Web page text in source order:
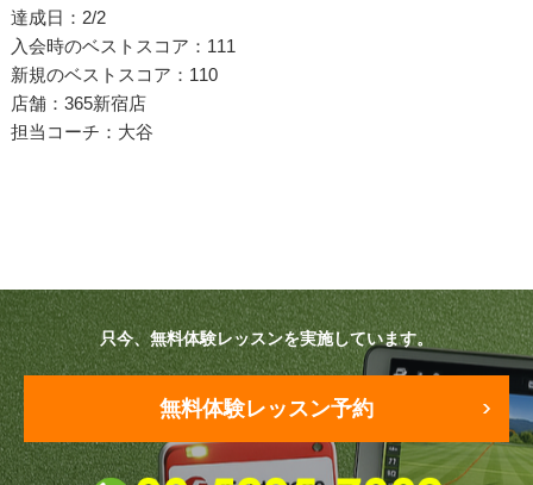
統一されたレッスン理論
最新のスイング解析システム
原田メソッド
エゴスキューメソッド
達成日：2/2
入会時のベストスコア：111
新規のベストスコア：110
店舗：365新宿店
担当コーチ：大谷
只今、無料体験レッスンを実施しています。
無料体験レッスン予約